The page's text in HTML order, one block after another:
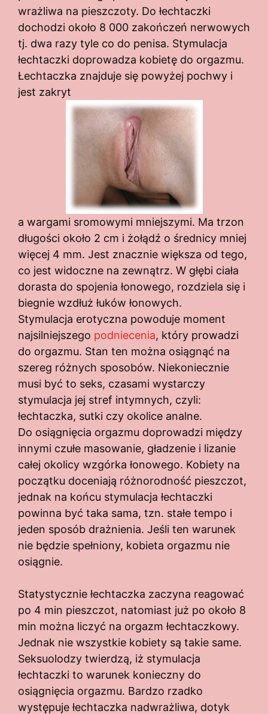
wrażliwa na pieszczoty. Do łechtaczki
dochodzi około 8 000 zakończeń nerwowych
tj. dwa razy tyle co do penisa. Stymulacja
łechtaczki doprowadza kobietę do orgazmu.
Łechtaczka znajduje się powyżej pochwy i
jest zakryt
a wargami sromowymi mniejszymi. Ma trzon
długości około 2 cm i żołądź o średnicy mniej
więcej 4 mm. Jest znacznie większa od tego,
co jest widoczne na zewnątrz. W głębi ciała
dorasta do spojenia łonowego, rozdziela się i
biegnie wzdłuż łuków łonowych.
Stymulacja erotyczna powoduje moment
najsilniejszego podniecenia, który prowadzi
do orgazmu. Stan ten można osiągnąć na
szereg różnych sposobów. Niekoniecznie
musi być to seks, czasami wystarczy
stymulacja jej stref intymnych, czyli:
łechtaczka, sutki czy okolice analne.
Do osiągnięcia orgazmu doprowadzi między
innymi czułe masowanie, gładzenie i lizanie
całej okolicy wzgórka łonowego. Kobiety na
początku doceniają różnorodność pieszczot,
jednak na końcu stymulacja łechtaczki
powinna być taka sama, tzn. stałe tempo i
jeden sposób drażnienia. Jeśli ten warunek
nie będzie spełniony, kobieta orgazmu nie
osiągnie.
Statystycznie łechtaczka zaczyna reagować
po 4 min pieszczot, natomiast już po około 8
min można liczyć na orgazm łechtaczkowy.
Jednak nie wszystkie kobiety są takie same.
Seksuolodzy twierdzą, iż stymulacja
łechtaczki to warunek konieczny do
osiągnięcia orgazmu. Bardzo rzadko
występuje łechtaczka nadwrażliwa, dotyk